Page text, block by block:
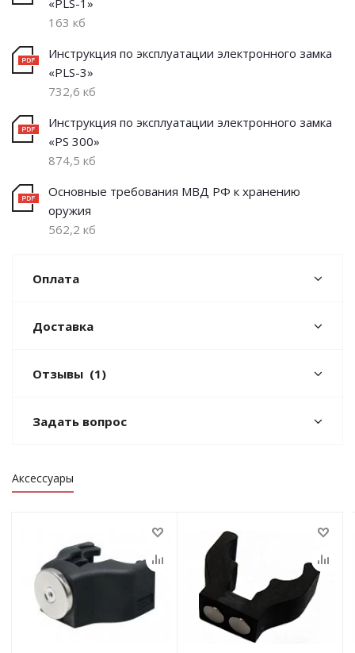
«PLS-1»
163 кб
Инструкция по эксплуатации электронного замка
«PLS-3»
732,6 кб
Инструкция по эксплуатации электронного замка
«PS 300»
874,5 кб
Основные требования МВД РФ к хранению
оружия
562,2 кб
Оплата
Доставка
Отзывы (1)
Задать вопрос
Аксессуары